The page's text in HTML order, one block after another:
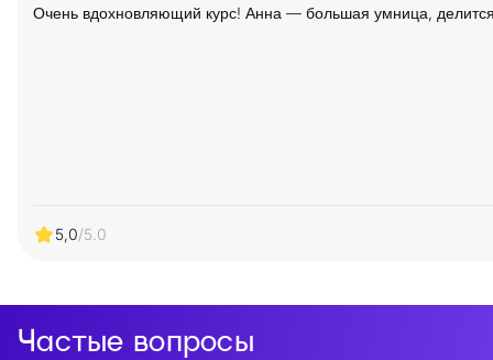
Очень вдохновляющий курс! Анна — большая умница,
5,0/5.0
Частые вопросы